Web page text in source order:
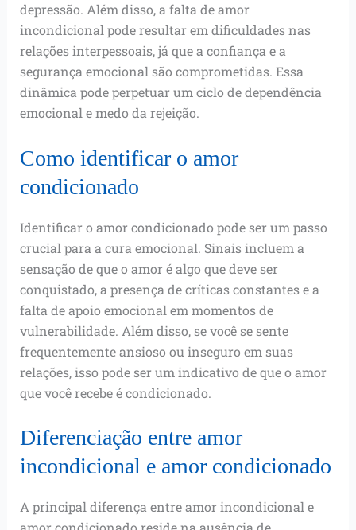
depressão. Além disso, a falta de amor
incondicional pode resultar em dificuldades nas
relações interpessoais, já que a confiança e a
segurança emocional são comprometidas. Essa
dinâmica pode perpetuar um ciclo de dependência
emocional e medo da rejeição.
Como identificar o amor
condicionado
Identificar o amor condicionado pode ser um passo
crucial para a cura emocional. Sinais incluem a
sensação de que o amor é algo que deve ser
conquistado, a presença de críticas constantes e a
falta de apoio emocional em momentos de
vulnerabilidade. Além disso, se você se sente
frequentemente ansioso ou inseguro em suas
relações, isso pode ser um indicativo de que o amor
que você recebe é condicionado.
Diferenciação entre amor
incondicional e amor condicionado
A principal diferença entre amor incondicional e